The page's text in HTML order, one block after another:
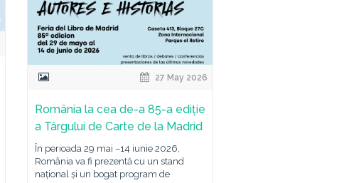
27 May 2026
România la cea de-a 85-a ediție
a Târgului de Carte de la Madrid
În perioada 29 mai –14 iunie 2026,
România va fi prezentă cu un stand
național și un bogat program de